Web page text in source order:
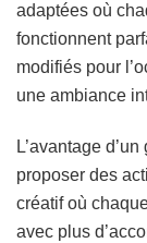
adaptées où
fonctionnent
modifiés pour
une ambiance
L’avantage
proposer des
créatif où
avec plus